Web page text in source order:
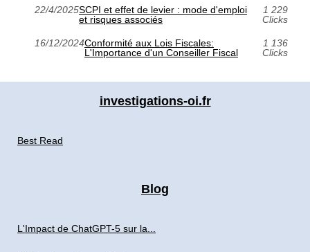
22/4/2025SCPI et effet de levier : mode d'emploi
et risques associés
1 229
Clicks
16/12/2024Conformité aux Lois Fiscales:
L'Importance d'un Conseiller Fiscal
1 136
Clicks
investigations-oi.fr
Best Read
Blog
L'Impact de ChatGPT-5 sur la...